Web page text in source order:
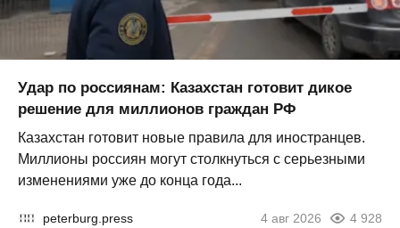
Удар по россиянам: Казахстан готовит дикое
решение для миллионов граждан РФ
Казахстан готовит новые правила для иностранцев.
Миллионы россиян могут столкнуться с серьезными
изменениями уже до конца года...
peterburg.press 4 авг 2026 4 928